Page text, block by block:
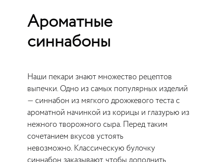
Ароматные
синнабоны
Наши пекари знают множество рецептов
выпечки. Одно из самых популярных изделий
— синнабон из мягкого дрожжевого теста с
ароматной начинкой из корицы и глазурью из
нежного творожного сыра. Перед таким
сочетанием вкусов устоять
невозможно. Классическую булочку